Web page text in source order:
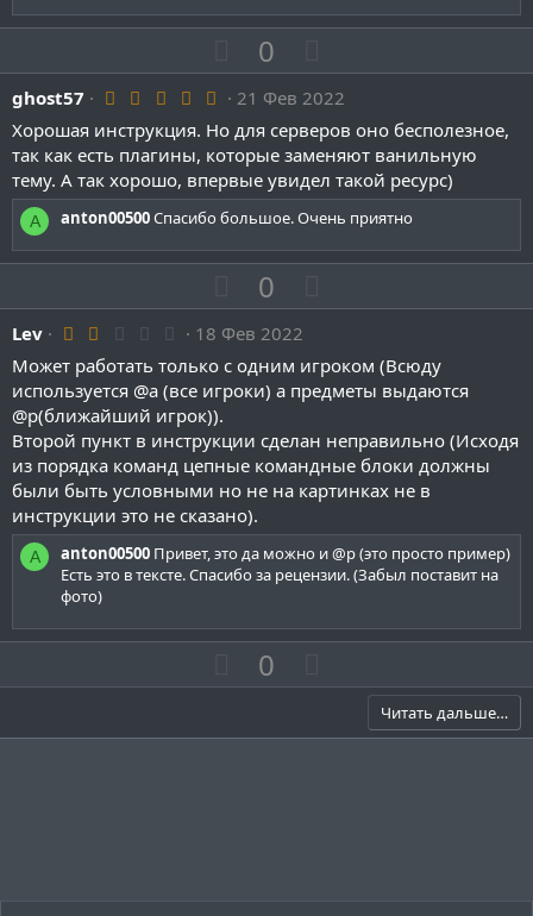
з
дП
о
з
и
т
и
в
н
ы
й
г
о
л
с
0
е
г
а
т
и
в
н
ы
й
о
л
с
ghost57 5
0
0
з
в
ё
з
21 Фев 2022
Хорошая инструкция. Но для серверов оно бесполезное,
так как есть плагины, которые заменяют ванильную
тему. А так хорошо, впервые увидел такой ресурс)
A anton00500Спасибо большое. Очень приятно
П
о
з
и
т
в
н
ы
й
г
л
о
с
0
е
а
т
в
н
й
г
л
о
с
Lev 2
0
0
з
в
ё
д
18 Фев 2022
Может работать только с одним игроком (Всюду
используется @a (все игроки) а предметы выдаются
@p(ближайший игрок)).
Второй пункт в инструкции сделан неправильно (Исходя
из порядка команд цепные командные блоки должны
были быть условными но не на картинках не в
инструкции это не сказано).
A anton00500 Привет, это да можно и @p (это просто пример)
Есть это в тексте. Спасибо за рецензии. (Забыл поставит на
фото)
П
о
и
0
е
а
Читать дальше…